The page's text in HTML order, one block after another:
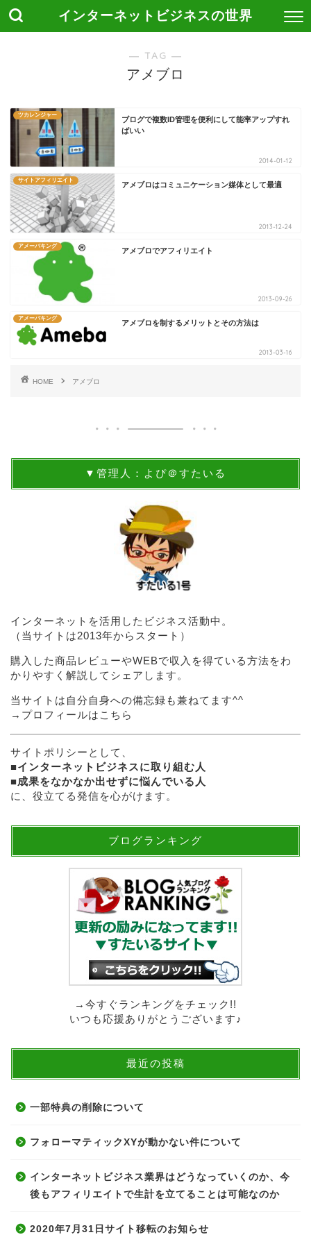
インターネットビジネスの世界
― TAG ―
アメブロ
ツカレンジャー
ブログで複数ID管理を便利にして能率アップすれ
ばいい
2014-01-12
サイトアフィリエイト
アメブロはコミュニケーション媒体として最適
2013-12-24
アメーバキング
アメブロでアフィリエイト
2013-09-26
アメーバキング
アメブロを制するメリットとその方法は
2013-03-16
HOME アメブロ
▼管理人：よぴ＠すたいる
インターネットを活用したビジネス活動中。
（当サイトは2013年からスタート）
購入した商品レビューやWEBで収入を得ている方法をわ
かりやすく解説してシェアします。
当サイトは自分自身への備忘録も兼ねてます^^
→ プロフィールはこちら
サイトポリシーとして、
■インターネットビジネスに取り組む人
■成果をなかなか出せずに悩んでいる人
に、役立てる発信を心がけます。
ブログランキング
→今すぐランキングをチェック!!
いつも応援ありがとうございます♪
最近の投稿
一部特典の削除について
フォローマティックXYが動かない件について
インターネットビジネス業界はどうなっていくのか、今
後もアフィリエイトで生計を立てることは可能なのか
2020年7月31日サイト移転のお知らせ